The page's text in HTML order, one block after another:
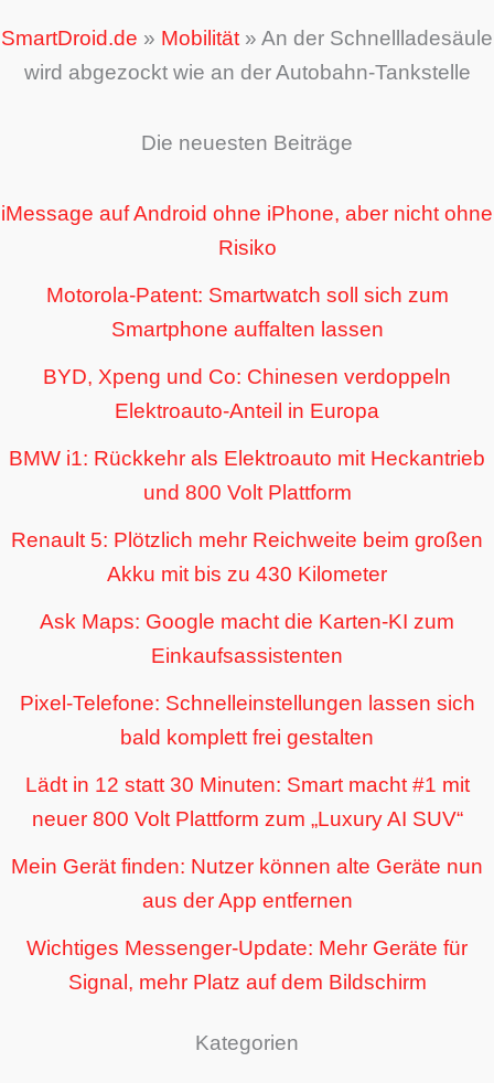
SmartDroid.de » Mobilität » An der Schnellladesäule
wird abgezockt wie an der Autobahn-Tankstelle
Die neuesten Beiträge
iMessage auf Android ohne iPhone, aber nicht ohne
Risiko
Motorola-Patent: Smartwatch soll sich zum
Smartphone auffalten lassen
BYD, Xpeng und Co: Chinesen verdoppeln
Elektroauto-Anteil in Europa
BMW i1: Rückkehr als Elektroauto mit Heckantrieb
und 800 Volt Plattform
Renault 5: Plötzlich mehr Reichweite beim großen
Akku mit bis zu 430 Kilometer
Ask Maps: Google macht die Karten-KI zum
Einkaufsassistenten
Pixel-Telefone: Schnelleinstellungen lassen sich
bald komplett frei gestalten
Lädt in 12 statt 30 Minuten: Smart macht #1 mit
neuer 800 Volt Plattform zum „Luxury AI SUV“
Mein Gerät finden: Nutzer können alte Geräte nun
aus der App entfernen
Wichtiges Messenger-Update: Mehr Geräte für
Signal, mehr Platz auf dem Bildschirm
Kategorien